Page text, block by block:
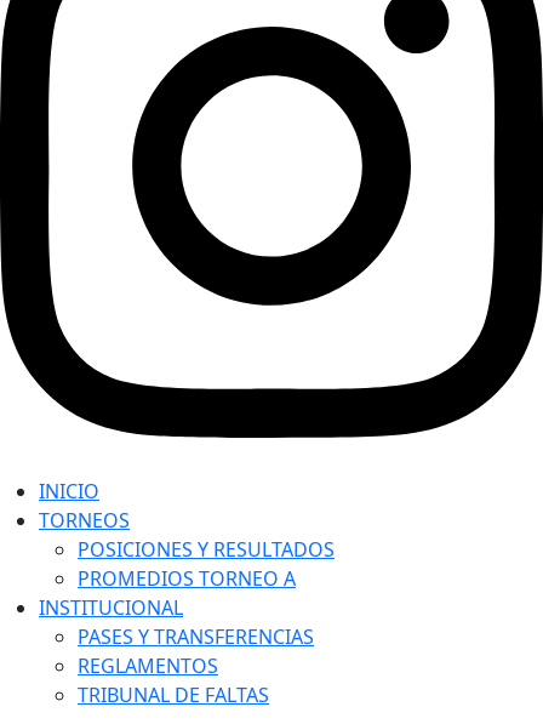
INICIO
TORNEOS
POSICIONES Y RESULTADOS
PROMEDIOS TORNEO A
INSTITUCIONAL
PASES Y TRANSFERENCIAS
REGLAMENTOS
TRIBUNAL DE FALTAS